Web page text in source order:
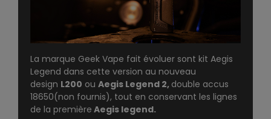
La marque Geek Vape fait évoluer sont kit Aegis
Legend dans cette version au nouveau
design L200 ou Aegis Legend 2, double accus
18650(non fournis), tout en conservant les lignes
de la première Aegis legend.